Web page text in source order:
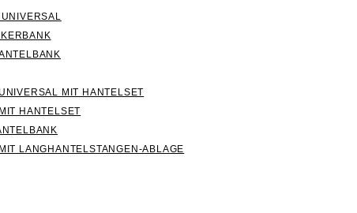
MIT HANTELSET
HANTELSET
LANGHANTELSTANGEN-ABLAGE